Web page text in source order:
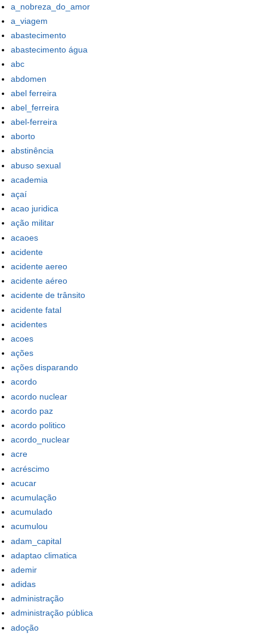
a_nobreza_do_amor
a_viagem
abastecimento
abastecimento água
abc
abdomen
abel ferreira
abel_ferreira
abel-ferreira
aborto
abstinência
abuso sexual
academia
açaí
acao juridica
ação militar
acaoes
acidente
acidente aereo
acidente aéreo
acidente de trânsito
acidente fatal
acidentes
acoes
ações
ações disparando
acordo
acordo nuclear
acordo paz
acordo politico
acordo_nuclear
acre
acréscimo
acucar
acumulação
acumulado
acumulou
adam_capital
adaptao climatica
ademir
adidas
administração
administração pública
adoção